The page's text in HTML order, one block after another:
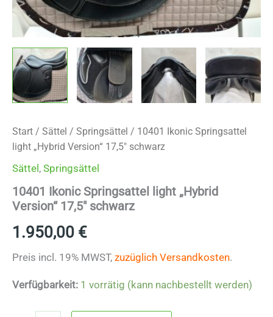
Start / Sättel / Springsättel / 10401 Ikonic Springsattel
light „Hybrid Version“ 17,5″ schwarz
Sättel , Springsättel
10401 Ikonic Springsattel light „Hybrid
Version“ 17,5″ schwarz
1.950,00 €
Preis incl. 19% MWST, zuzüglich Versandkosten.
Verfügbarkeit: 1 vorrätig (kann nachbestellt werden)